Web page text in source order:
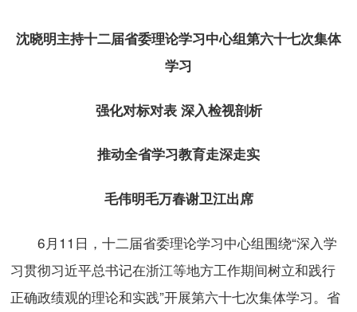
沈晓明主持十二届省委理论学习中心组第六十七次集体
学习
强化对标对表 深入检视剖析
推动全省学习教育走深走实
毛伟明毛万春谢卫江出席
6月11日，十二届省委理论学习中心组围绕“深入学
习贯彻习近平总书记在浙江等地方工作期间树立和践行
正确政绩观的理论和实践”开展第六十七次集体学习。省